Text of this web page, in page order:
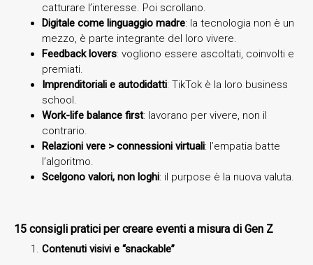
catturare l’interesse. Poi scrollano.
Digitale come linguaggio madre: la tecnologia non è un
mezzo, è parte integrante del loro vivere.
Feedback lovers: vogliono essere ascoltati, coinvolti e
premiati.
Imprenditoriali e autodidatti: TikTok è la loro business
school.
Work-life balance first: lavorano per vivere, non il
contrario.
Relazioni vere > connessioni virtuali: l’empatia batte
l’algoritmo.
Scelgono valori, non loghi: il purpose è la nuova valuta.
15 consigli pratici per creare eventi a misura di Gen Z
Contenuti visivi e “snackable”